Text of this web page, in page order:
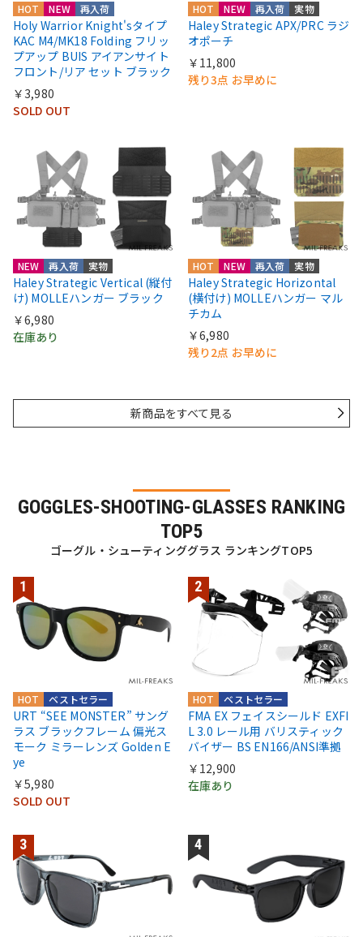
HOT NEW 再入荷
Holy Warrior Knight'sタイプ
KAC M4/MK18 Folding フリッ
プアップ BUIS アイアンサイト
フロント/リア セット ブラック
￥3,980
SOLD OUT
HOT NEW 再入荷 実物
Haley Strategic APX/PRC ラジ
オポーチ
￥11,800
残り3点 お早めに
NEW 再入荷 実物
Haley Strategic Vertical (縦付
け) MOLLEハンガー ブラック
￥6,980
在庫あり
HOT NEW 再入荷 実物
Haley Strategic Horizontal
(横付け) MOLLEハンガー マル
チカム
￥6,980
残り2点 お早めに
新商品をすべて見る
GOGGLES-SHOOTING-GLASSES RANKING
TOP5
ゴーグル・シューティンググラス ランキングTOP5
ベストセラー
HOT
URT “SEE MONSTER” サング
ラス ブラックフレーム 偏光ス
モーク ミラーレンズ Golden E
ye
￥5,980
SOLD OUT
ベストセラー
HOT
FMA EX フェイスシールド EXFI
L 3.0 レール用 バリスティック
バイザー BS EN166/ANSI準拠
￥12,900
在庫あり